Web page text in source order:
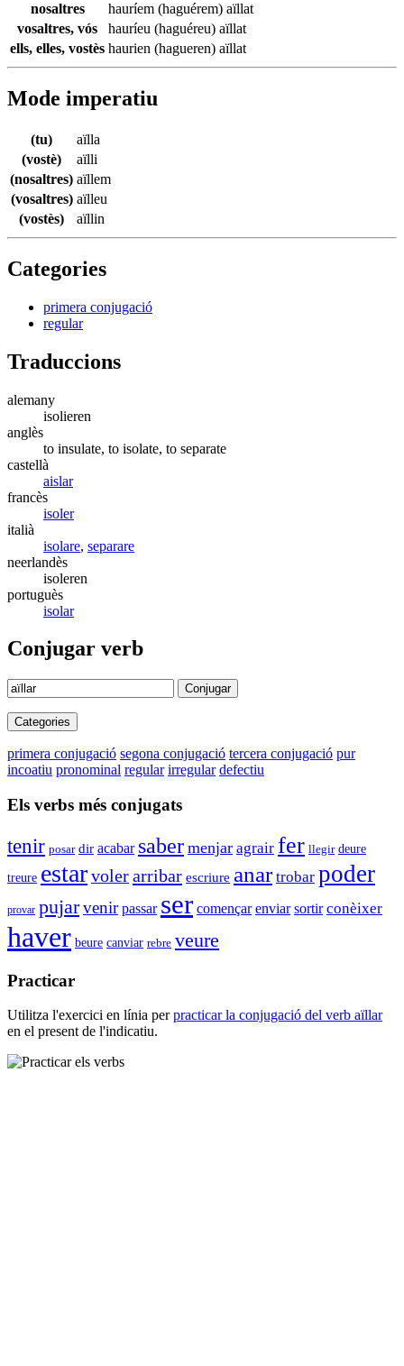
nosaltres
hauríem (haguérem) aïllat
vosaltres, vós
hauríeu (haguéreu) aïllat
ells, elles, vostès haurien (hagueren) aïllat
Mode imperatiu
(tu)
aïlla
(vostè)
aïlli
(nosaltres) aïllem
(vosaltres) aïlleu
(vostès)
aïllin
Categories
primera conjugació
regular
Traduccions
alemany
isolieren
anglès
to insulate, to isolate, to separate
castellà
aislar
francès
isoler
italià
isolare, separare
neerlandès
isoleren
portuguès
isolar
Conjugar verb
Conjugar
Categories
primera conjugació segona conjugació tercera conjugació pur
incoatiu pronominal regular irregular defectiu
Els verbs més conjugats
tenir posar dir acabar saber menjar agrair fer llegir deure
treure estarvolerarribar escriure anar trobar poder
provar pujarvenir passar ser començar enviar sortir conèixer
haver beure canviar rebre veure
Practicar
Utilitza l'exercici en línia perpracticar la conjugació del verb aïllar
en el present de l'indicatiu.